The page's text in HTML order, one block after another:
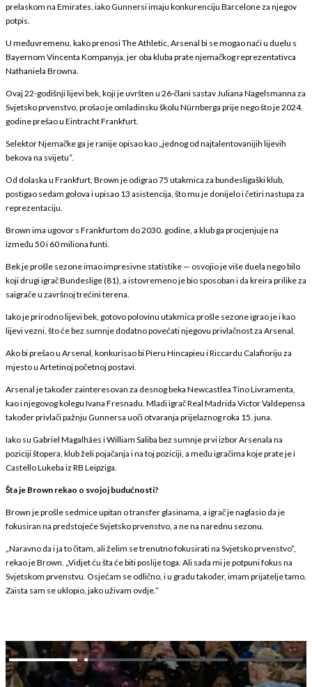
prelaskom na Emirates, iako Gunnersi imaju konkurenciju Barcelone za njegov
potpis.
U međuvremenu, kako prenosi The Athletic, Arsenal bi se mogao naći u duelu s
Bayernom Vincenta Kompanyja, jer oba kluba prate njemačkog reprezentativca
Nathaniela Browna.
Ovaj 22-godišnji lijevi bek, koji je uvršten u 26-člani sastav Juliana Nagelsmanna za
Svjetsko prvenstvo, prošao je omladinsku školu Nürnberga prije nego što je 2024.
godine prešao u Eintracht Frankfurt.
Selektor Njemačke ga je ranije opisao kao „jednog od najtalentovanijih lijevih
bekova na svijetu“.
Od dolaska u Frankfurt, Brown je odigrao 75 utakmica za bundesligaški klub,
postigao sedam golova i upisao 13 asistencija, što mu je donijelo i četiri nastupa za
reprezentaciju.
Brown ima ugovor s Frankfurtom do 2030. godine, a klub ga procjenjuje na
između 50 i 60 miliona funti.
Bek je prošle sezone imao impresivne statistike — osvojio je više duela nego bilo
koji drugi igrač Bundeslige (81), a istovremeno je bio sposoban i da kreira prilike za
saigrače u završnoj trećini terena.
Iako je prirodno lijevi bek, gotovo polovinu utakmica prošle sezone igrao je i kao
lijevi vezni, što će bez sumnje dodatno povećati njegovu privlačnost za Arsenal.
Ako bi prešao u Arsenal, konkurisao bi Pieru Hincapieu i Riccardu Calafioriju za
mjesto u Artetinoj početnoj postavi.
Arsenal je također zainteresovan za desnog beka Newcastlea Tino Livramenta,
kao i njegovog kolegu Ivana Fresnadu. Mladi igrač Real Madrida Victor Valdepensa
također privlači pažnju Gunnersa uoči otvaranja prijelaznog roka 15. juna.
Iako su Gabriel Magalhães i William Saliba bez sumnje prvi izbor Arsenala na
poziciji štopera, klub želi pojačanja i na toj poziciji, a među igračima koje prate je i
Castello Lukeba iz RB Leipziga.
Šta je Brown rekao o svojoj budućnosti?
Brown je prošle sedmice upitan o transfer glasinama, a igrač je naglasio da je
fokusiran na predstojeće Svjetsko prvenstvo, a ne na narednu sezonu.
„Naravno da i ja to čitam, ali želim se trenutno fokusirati na Svjetsko prvenstvo“,
rekao je Brown. „Vidjet ću šta će biti poslije toga. Ali sada mi je potpuni fokus na
Svjetskom prvenstvu. Osjećam se odlično, i u gradu također, imam prijatelje tamo.
Zaista sam se uklopio, jako uživam ovdje.“